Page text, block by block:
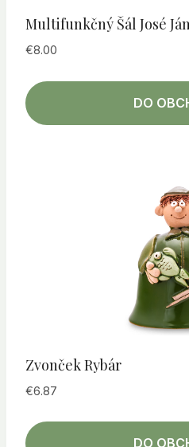
Multifunkčný Šál José
€8.00
DO
Zvonček Rybár
€6.87
DO